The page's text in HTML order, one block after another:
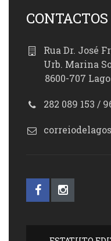
CONTACTOS
Rua Dr. José
Urb. Marina
8600-707
282 089 153 /